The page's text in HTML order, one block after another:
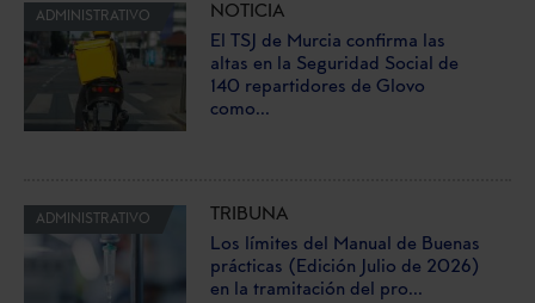
ADMINISTRATIVO
NOTICIA
El TSJ de Murcia confirma las
altas en la Seguridad Social de
140 repartidores de Glovo
como...
ADMINISTRATIVO
TRIBUNA
Los límites del Manual de Buenas
prácticas (Edición Julio de 2026)
en la tramitación del pro...